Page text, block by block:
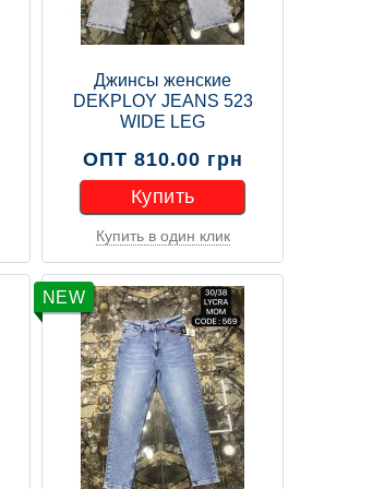
Джинсы женские
DEKPLOY JEANS 523
WIDE LEG
ОПТ 810.00 грн
Купить
Купить
Купить в один клик
NEW